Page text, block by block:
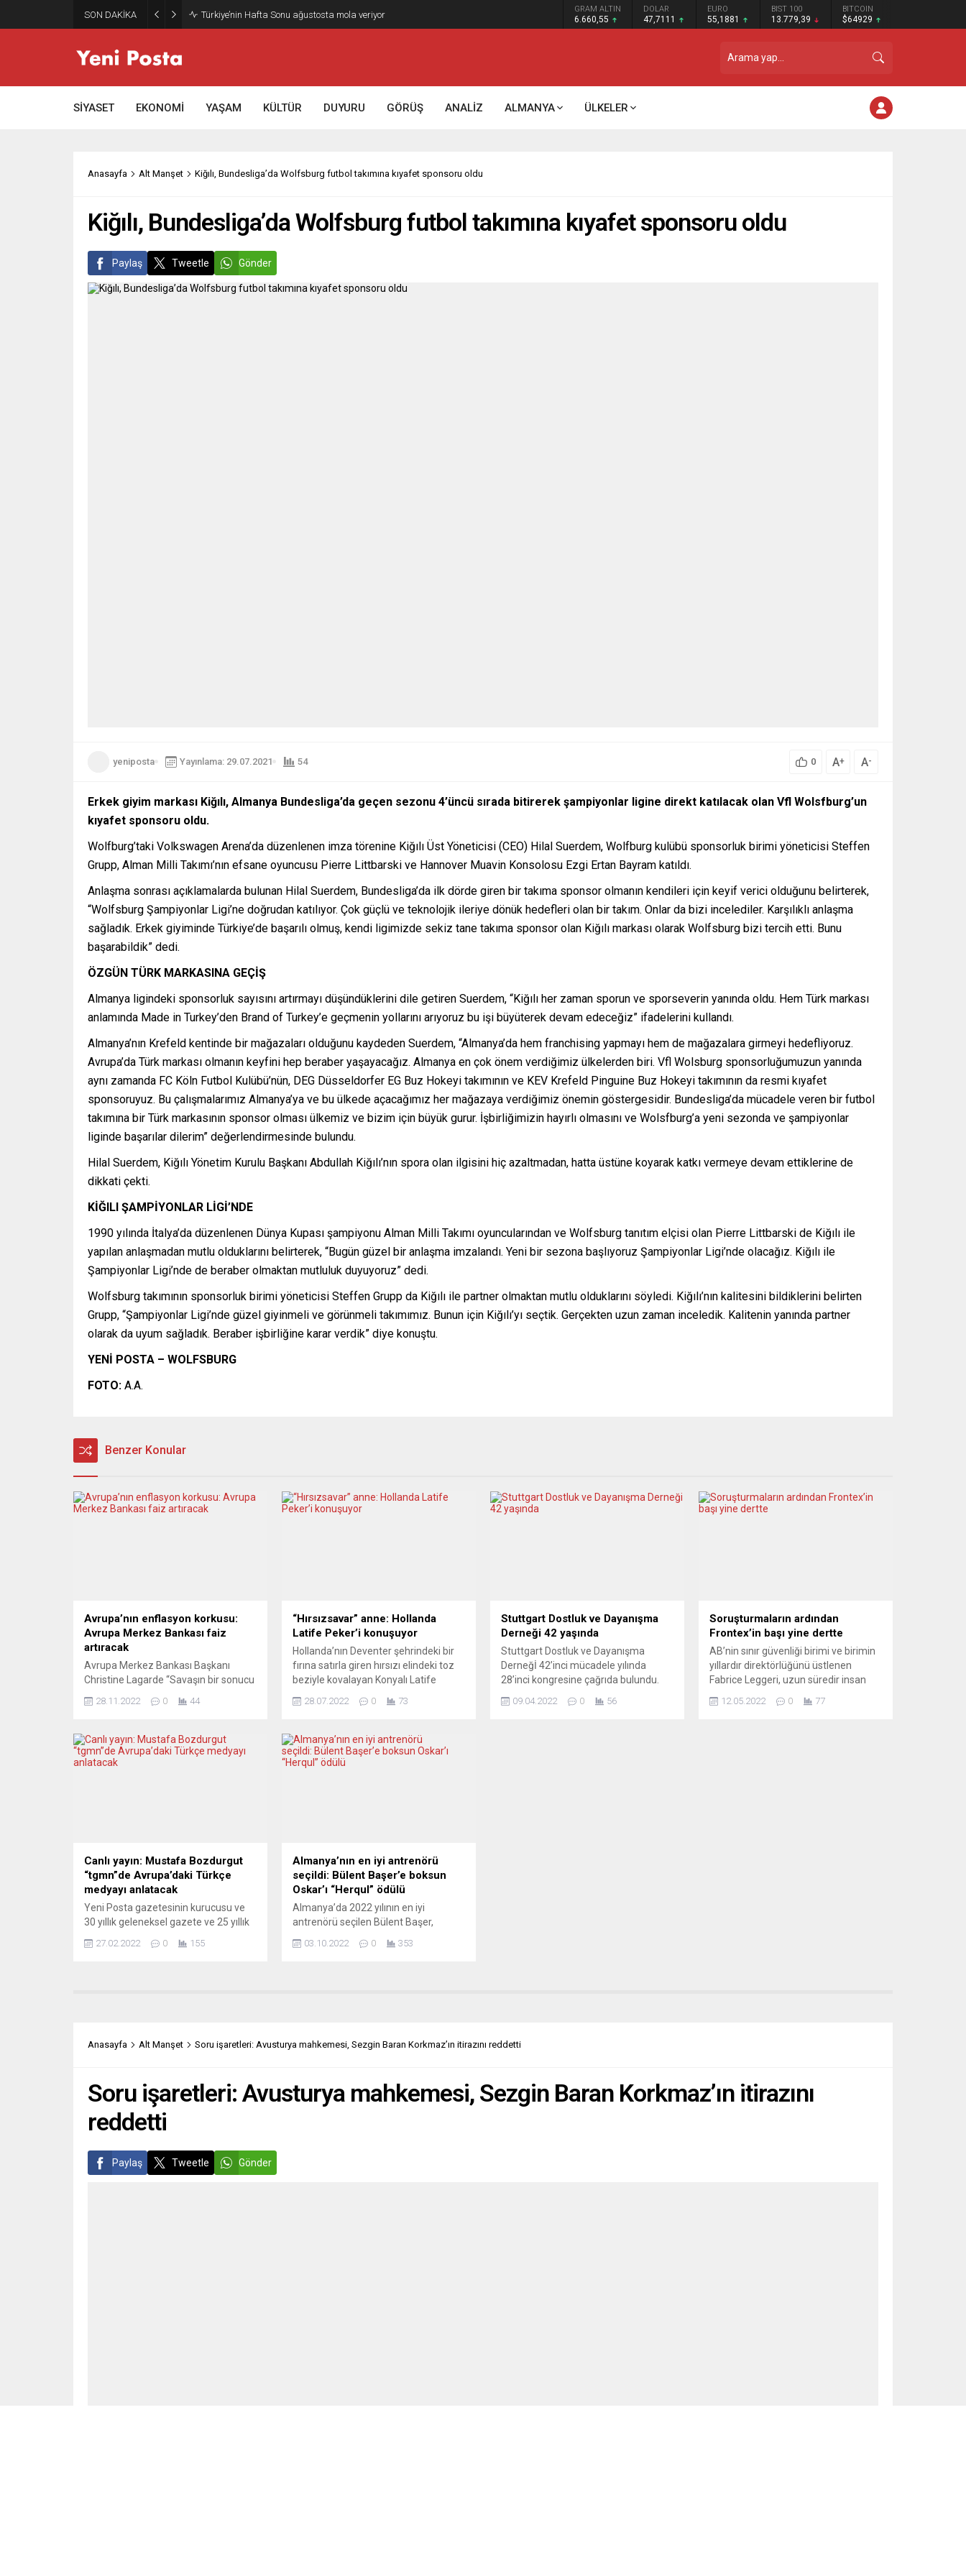
SON DAKİKA Gazze’nin geleceği: Teknokratik kontrol mü, kolonializm mi? GRAM ALTIN
6.660,55
DOLAR
47,7111
EURO
55,1881
BIST 100
13.779,39
BITCOIN
$64929
SİYASET EKONOMİ YAŞAM KÜLTÜR DUYURU GÖRÜŞ ANALİZ ALMANYA ÜLKELER
Anasayfa Alt Manşet Kiğılı, Bundesliga’da Wolfsburg futbol takımına kıyafet sponsoru oldu
Kiğılı, Bundesliga’da Wolfsburg futbol takımına kıyafet sponsoru oldu
Paylaş Tweetle Gönder
yeniposta Yayınlama: 29.07.2021 54 0 A+ A-
Erkek giyim markası Kiğılı, Almanya Bundesliga’da geçen sezonu 4’üncü sırada bitirerek şampiyonlar ligine direkt katılacak olan Vfl Wolsfburg’un
kıyafet sponsoru oldu.
Wolfburg’taki Volkswagen Arena’da düzenlenen imza törenine Kiğılı Üst Yöneticisi (CEO) Hilal Suerdem, Wolfburg kulübü sponsorluk birimi yöneticisi Steffen
Grupp, Alman Milli Takımı’nın efsane oyuncusu Pierre Littbarski ve Hannover Muavin Konsolosu Ezgi Ertan Bayram katıldı.
Anlaşma sonrası açıklamalarda bulunan Hilal Suerdem, Bundesliga’da ilk dörde giren bir takıma sponsor olmanın kendileri için keyif verici olduğunu belirterek,
“Wolfsburg Şampiyonlar Ligi’ne doğrudan katılıyor. Çok güçlü ve teknolojik ileriye dönük hedefleri olan bir takım. Onlar da bizi incelediler. Karşılıklı anlaşma
sağladık. Erkek giyiminde Türkiye’de başarılı olmuş, kendi ligimizde sekiz tane takıma sponsor olan Kiğılı markası olarak Wolfsburg bizi tercih etti. Bunu
başarabildik” dedi.
ÖZGÜN TÜRK MARKASINA GEÇİŞ
Almanya ligindeki sponsorluk sayısını artırmayı düşündüklerini dile getiren Suerdem, “Kiğılı her zaman sporun ve sporseverin yanında oldu. Hem Türk markası
anlamında Made in Turkey’den Brand of Turkey’e geçmenin yollarını arıyoruz bu işi büyüterek devam edeceğiz” ifadelerini kullandı.
Almanya’nın Krefeld kentinde bir mağazaları olduğunu kaydeden Suerdem, “Almanya’da hem franchising yapmayı hem de mağazalara girmeyi hedefliyoruz.
Avrupa’da Türk markası olmanın keyfini hep beraber yaşayacağız. Almanya en çok önem verdiğimiz ülkelerden biri. Vfl Wolsburg sponsorluğumuzun yanında
aynı zamanda FC Köln Futbol Kulübü’nün, DEG Düsseldorfer EG Buz Hokeyi takımının ve KEV Krefeld Pinguine Buz Hokeyi takımının da resmi kıyafet
sponsoruyuz. Bu çalışmalarımız Almanya’ya ve bu ülkede açacağımız her mağazaya verdiğimiz önemin göstergesidir. Bundesliga’da mücadele veren bir futbol
takımına bir Türk markasının sponsor olması ülkemiz ve bizim için büyük gurur. İşbirliğimizin hayırlı olmasını ve Wolsfburg’a yeni sezonda ve şampiyonlar
liginde başarılar dilerim” değerlendirmesinde bulundu.
Hilal Suerdem, Kiğılı Yönetim Kurulu Başkanı Abdullah Kiğılı’nın spora olan ilgisini hiç azaltmadan, hatta üstüne koyarak katkı vermeye devam ettiklerine de
dikkati çekti.
KİĞILI ŞAMPİYONLAR LİGİ’NDE
1990 yılında İtalya’da düzenlenen Dünya Kupası şampiyonu Alman Milli Takımı oyuncularından ve Wolfsburg tanıtım elçisi olan Pierre Littbarski de Kiğılı ile
yapılan anlaşmadan mutlu olduklarını belirterek, “Bugün güzel bir anlaşma imzalandı. Yeni bir sezona başlıyoruz Şampiyonlar Ligi’nde olacağız. Kiğılı ile
Şampiyonlar Ligi’nde de beraber olmaktan mutluluk duyuyoruz” dedi.
Wolfsburg takımının sponsorluk birimi yöneticisi Steffen Grupp da Kiğılı ile partner olmaktan mutlu olduklarını söyledi. Kiğılı’nın kalitesini bildiklerini belirten
Grupp, “Şampiyonlar Ligi’nde güzel giyinmeli ve görünmeli takımımız. Bunun için Kiğılı’yı seçtik. Gerçekten uzun zaman inceledik. Kalitenin yanında partner
olarak da uyum sağladık. Beraber işbirliğine karar verdik” diye konuştu.
YENİ POSTA – WOLFSBURG
FOTO: A.A.
Benzer Konular
Avrupa’nın enflasyon korkusu:
Avrupa Merkez Bankası faiz
artıracak
Avrupa Merkez Bankası Başkanı
Christine Lagarde “Savaşın bir sonucu
Yüksek enflasyon, insanların gerçek
maliyetlerini yükselterek, harcamaları
ve üretimi azaltıyor” dedi. Avrupa
Merkez Bankası (ECB) Başkanı
28.11.2022 0 44
“Hırsızsavar” anne: Hollanda
Latife Peker’i konuşuyor
Hollanda’nın Deventer şehrindeki bir
fırına satırla giren hırsızı elindeki toz
beziyle kovalayan Konyalı Latife
medyaya yansıyan görüntülerde,
bezi ve cam silme suyuyla temizlik
yaparken yüzü kapalı satırlı bir hırsız
doğrudan fırının kasasına yöneliyor.
28.07.2022 0 73
Stuttgart Dostluk ve Dayanışma
Derneği 42 yaşında
Stuttgart Dostluk ve Dayanışma
Derneğİ 42’inci mücadele yılında
28’inci kongresine çağrıda bulundu.
dikkat çekilen dernek açıklamasında
09.04.2022 0 56
Soruşturmaların ardından
Frontex’in başı yine dertte
AB’nin sınır güvenliği birimi ve birimin
yıllardır direktörlüğünü üstlenen
Fabrice Leggeri, uzun süredir insan
eleştiriliyordu. Leggeri, AB’nin
12.05.2022 0 77
Canlı yayın: Mustafa Bozdurgut
“tgmn”de Avrupa’daki Türkçe
medyayı anlatacak
Yeni Posta gazetesinin kurucusu ve
30 yıllık geleneksel gazete ve 25 yıllık
Mustafa Bozdurgut, bu akşam
Bozdurgut, Avrupa’daki Türkçe
27.02.2022 0 155
Almanya’nın en iyi antrenörü
seçildi: Bülent Başer’e boksun
Oskar’ı “Herqul” ödülü
Almanya’da 2022 yılının en iyi
antrenörü seçilen Bülent Başer,
Vedat Alyaz’a anlattı. Aynı zamanda
ve ‘Boksun...
03.10.2022 0 353
Anasayfa Alt Manşet Soru işaretleri: Avusturya mahkemesi, Sezgin Baran Korkmaz’ın itirazını reddetti
Soru işaretleri: Avusturya mahkemesi, Sezgin Baran Korkmaz’ın itirazını
reddetti
Paylaş Tweetle Gönder